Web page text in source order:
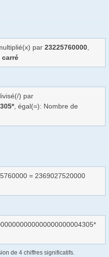
par 23225760000,
carré
) par
, égal(=): Nombre de
= 2369027520000
de 4 chiffres significatifs.